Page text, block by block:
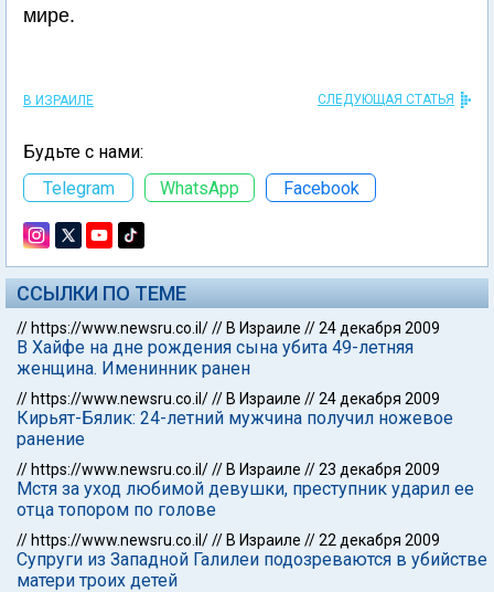
мире.
В ИЗРАИЛЕ СЛЕДУЮЩАЯ СТАТЬЯ
Будьте с нами:
Telegram
WhatsApp Facebook
ССЫЛКИ ПО ТЕМЕ
// https://www.newsru.co.il/// В Израиле //24 декабря 2009
В Хайфе на дне рождения сына убита 49-летняя
женщина. Именинник ранен
// https://www.newsru.co.il/// В Израиле //24 декабря 2009
Кирьят-Бялик: 24-летний мужчина получил ножевое
ранение
// https://www.newsru.co.il/// В Израиле //23 декабря 2009
Мстя за уход любимой девушки, преступник ударил ее
отца топором по голове
// https://www.newsru.co.il/// В Израиле //22 декабря 2009
Супруги из Западной Галилеи подозреваются в убийстве
матери троих детей